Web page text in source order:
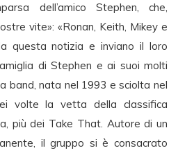
dell’amico Stephen, che,
vite»: «Ronan, Keith, Mikey e
questa notizia e inviano il loro
di Stephen e ai suoi molti
band, nata nel 1993 e sciolta nel
volte la vetta della classifica
più dei Take That. Autore di un
il gruppo si è consacrato